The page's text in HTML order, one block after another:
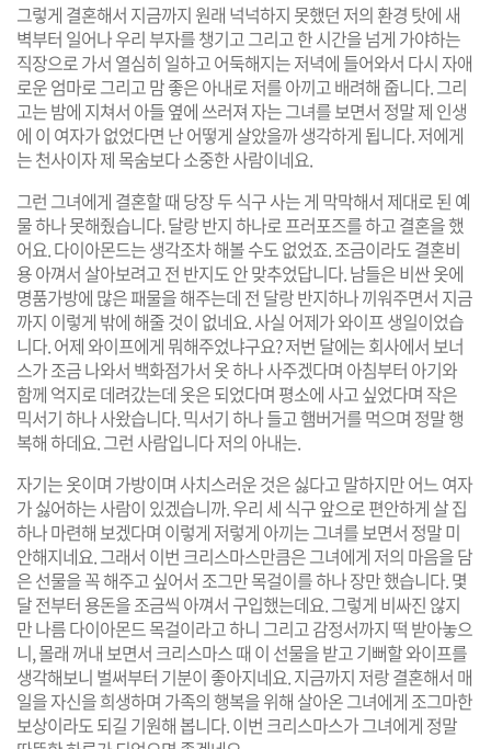
그렇게 결혼해서 지금까지 원래 넉넉하지 못했던 저의 환경 탓에 새
벽부터 일어나 우리 부자를 챙기고 그리고 한 시간을 넘게 가야하는
직장으로 가서 열심히 일하고 어둑해지는 저녁에 들어와서 다시 자애
로운 엄마로 그리고 맘 좋은 아내로 저를 아끼고 배려해 줍니다. 그리
고는 밤에 지쳐서 아들 옆에 쓰러져 자는 그녀를 보면서 정말 제 인생
에 이 여자가 없었다면 난 어떻게 살았을까 생각하게 됩니다. 저에게
는 천사이자 제 목숨보다 소중한 사람이네요.
그런 그녀에게 결혼할 때 당장 두 식구 사는 게 막막해서 제대로 된 예
물 하나 못해줬습니다. 달랑 반지 하나로 프러포즈를 하고 결혼을 했
어요. 다이아몬드는 생각조차 해볼 수도 없었죠. 조금이라도 결혼비
용 아껴서 살아보려고 전 반지도 안 맞추었답니다. 남들은 비싼 옷에
명품가방에 많은 패물을 해주는데 전 달랑 반지하나 끼워주면서 지금
까지 이렇게 밖에 해줄 것이 없네요. 사실 어제가 와이프 생일이었습
니다. 어제 와이프에게 뭐해주었냐구요? 저번 달에는 회사에서 보너
스가 조금 나와서 백화점가서 옷 하나 사주겠다며 아침부터 아기와
함께 억지로 데려갔는데 옷은 되었다며 평소에 사고 싶었다며 작은
믹서기 하나 사왔습니다. 믹서기 하나 들고 햄버거를 먹으며 정말 행
복해 하데요. 그런 사람입니다 저의 아내는.
자기는 옷이며 가방이며 사치스러운 것은 싫다고 말하지만 어느 여자
가 싫어하는 사람이 있겠습니까. 우리 세 식구 앞으로 편안하게 살 집
하나 마련해 보겠다며 이렇게 저렇게 아끼는 그녀를 보면서 정말 미
안해지네요. 그래서 이번 크리스마스만큼은 그녀에게 저의 마음을 담
은 선물을 꼭 해주고 싶어서 조그만 목걸이를 하나 장만 했습니다. 몇
달 전부터 용돈을 조금씩 아껴서 구입했는데요. 그렇게 비싸진 않지
만 나름 다이아몬드 목걸이라고 하니 그리고 감정서까지 떡 받아놓으
니, 몰래 꺼내 보면서 크리스마스 때 이 선물을 받고 기뻐할 와이프를
생각해보니 벌써부터 기분이 좋아지네요. 지금까지 저랑 결혼해서 매
일을 자신을 희생하며 가족의 행복을 위해 살아온 그녀에게 조그마한
보상이라도 되길 기원해 봅니다. 이번 크리스마스가 그녀에게 정말